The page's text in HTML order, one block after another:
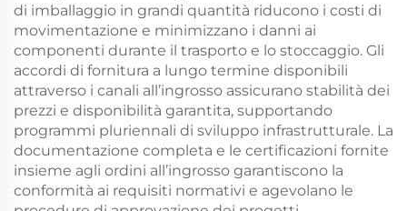
di imballaggio in grandi quantità riducono i costi di
movimentazione e minimizzano i danni ai
componenti durante il trasporto e lo stoccaggio. Gli
accordi di fornitura a lungo termine disponibili
attraverso i canali all’ingrosso assicurano stabilità dei
prezzi e disponibilità garantita, supportando
programmi pluriennali di sviluppo infrastrutturale. La
documentazione completa e le certificazioni fornite
insieme agli ordini all’ingrosso garantiscono la
conformità ai requisiti normativi e agevolano le